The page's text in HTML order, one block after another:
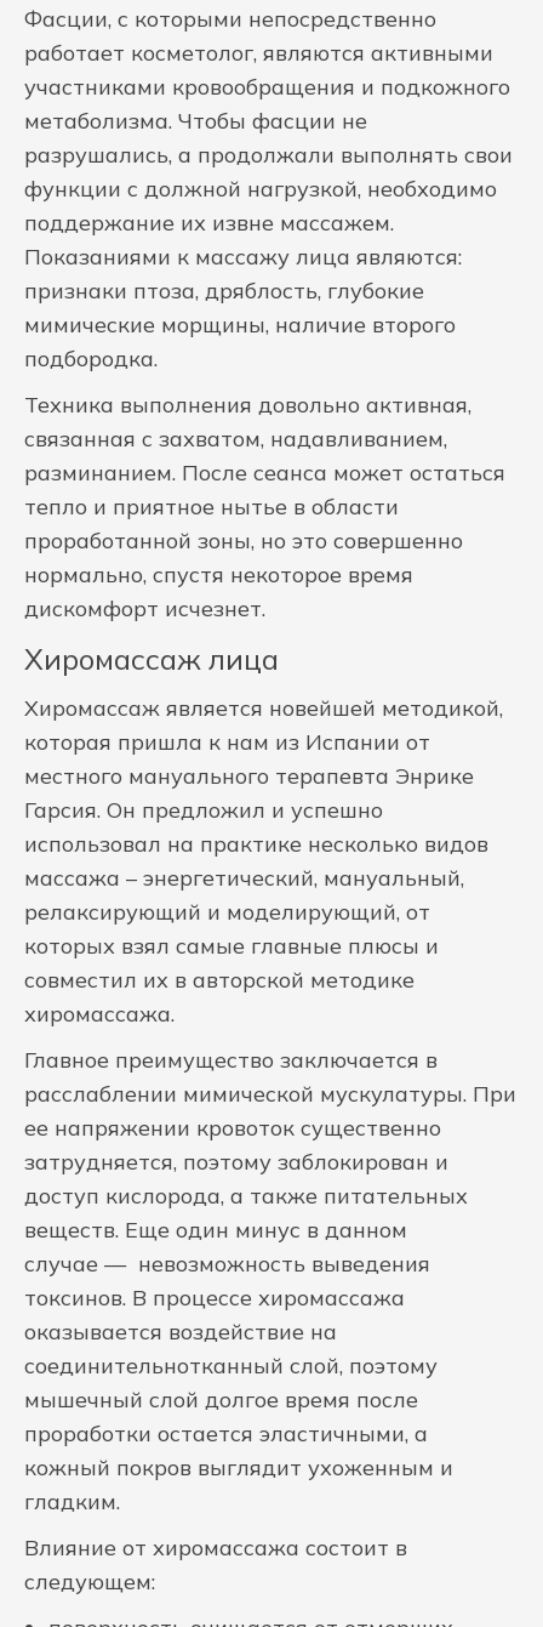
Фасции, с которыми непосредственно
работает косметолог, являются активными
участниками кровообращения и подкожного
метаболизма. Чтобы фасции не
разрушались, а продолжали выполнять свои
функции с должной нагрузкой, необходимо
поддержание их извне массажем.
Показаниями к массажу лица являются:
признаки птоза, дряблость, глубокие
мимические морщины, наличие второго
подбородка.
Техника выполнения довольно активная,
связанная с захватом, надавливанием,
разминанием. После сеанса может остаться
тепло и приятное нытье в области
проработанной зоны, но это совершенно
нормально, спустя некоторое время
дискомфорт исчезнет.
Хиромассаж лица
Хиромассаж является новейшей методикой,
которая пришла к нам из Испании от
местного мануального терапевта Энрике
Гарсия. Он предложил и успешно
использовал на практике несколько видов
массажа – энергетический, мануальный,
релаксирующий и моделирующий, от
которых взял самые главные плюсы и
совместил их в авторской методике
хиромассажа.
Главное преимущество заключается в
расслаблении мимической мускулатуры. При
ее напряжении кровоток существенно
затрудняется, поэтому заблокирован и
доступ кислорода, а также питательных
веществ. Еще один минус в данном
случае — невозможность выведения
токсинов. В процессе хиромассажа
оказывается воздействие на
соединительнотканный слой, поэтому
мышечный слой долгое время после
проработки остается эластичными, а
кожный покров выглядит ухоженным и
гладким.
Влияние от хиромассажа состоит в
следующем: